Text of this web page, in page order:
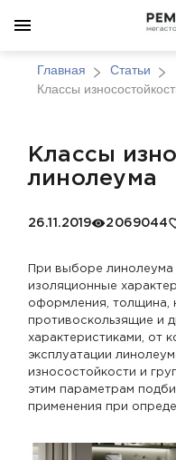
Главная
Статьи
Классы
Классы
линолеума
26.11.2019 2069044
При выборе
изоляционные
оформления, толщина,
противоскользящие и
характеристиками, от
эксплуатации
износостойкости и
этим параметрам
применения при